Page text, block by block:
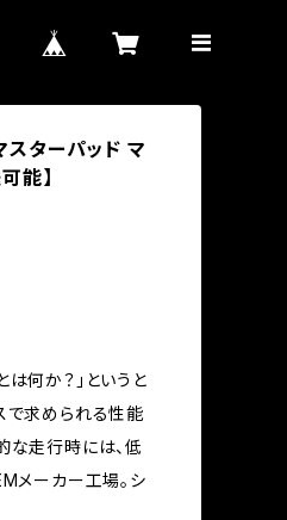
スターパッド マ
能】
何か？」というと
で求められる性能
な走行時には、低
メーカー工場。シ